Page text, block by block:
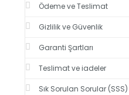
Ödeme ve Teslimat
Gizlilik ve Güvenlik
Garanti Şartları
Teslimat ve iadeler
Sık Sorulan Sorular (SSS)